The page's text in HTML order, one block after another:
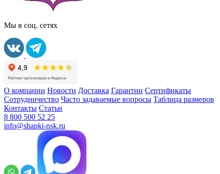
Мы в соц. сетях
О компании Новости Доставка Гарантии Сертификаты
Сотрудничество Часто задаваемые вопросы Таблица размеров
Контакты Статьи
8 800 500 52 25
info@shapki-nsk.ru